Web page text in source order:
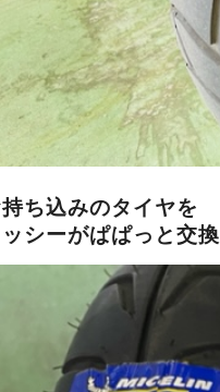
ち込みのタイヤを
ッシーがぱぱっと交換